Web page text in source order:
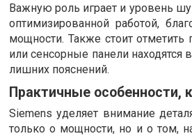
Важную роль играет и уровень
оптимизированной работой,
мощности. Также стоит
или сенсорные панели находятся
лишних пояснений.
Практичные
Siemens уделяет внимание
только о мощности, но и о том,